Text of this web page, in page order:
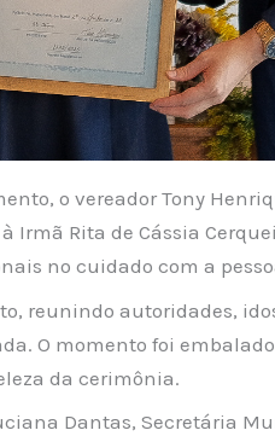
o vereador Tony
Irmã Rita de Cássia
no cuidado com a
reunindo autoridades,
O momento foi
da cerimônia.
Dantas, Secretária